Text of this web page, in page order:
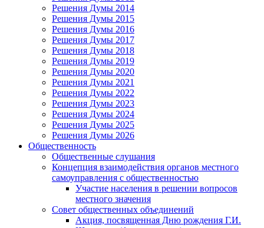
Решения Думы 2014
Решения Думы 2015
Решения Думы 2016
Решения Думы 2017
Решения Думы 2018
Решения Думы 2019
Решения Думы 2020
Решения Думы 2021
Решения Думы 2022
Решения Думы 2023
Решения Думы 2024
Решения Думы 2025
Решения Думы 2026
Общественность
Общественные слушания
Концепция взаимодействия органов местного
самоуправления с общественностью
Участие населения в решении вопросов
местного значения
Совет общественных объединений
Акция, посвященная Дню рождения Г.И.